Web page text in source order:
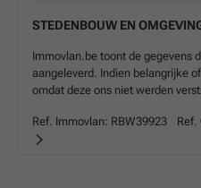
STEDENBOUW EN
Immovlan.be toont de gegevens
aangeleverd. Indien belangrijke
omdat deze ons niet werden
Ref. Immovlan: RBW39923 Ref.